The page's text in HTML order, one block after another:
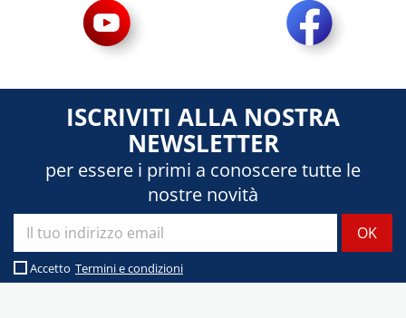
ISCRIVITI ALLA NOSTRA
NEWSLETTER
per essere i primi a conoscere tutte le
nostre novità
Accetto Termini e condizioni